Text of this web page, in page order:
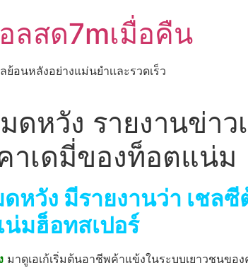
ลสด7mเมื่อคืน
ย้อนหลังอย่างแม่นยำเเละรวดเร็ว
ดหวัง รายงานข่า
าเดมี่ของท็อตแน่ม
หวัง มีรายงานว่า เชล
มฮ็อทสเปอร์
มาดูเอเก้เริ่มต้นอาชีพค้าแข้งในระบบเยาวชนขอ